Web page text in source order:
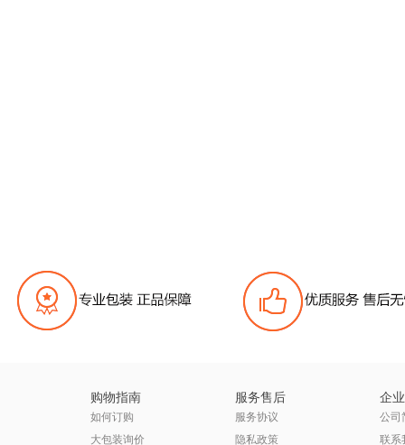
购物指南
如何订购
大包装询价
服务售后
服务协议
隐私政策
企
公司
联系